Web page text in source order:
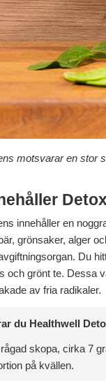
motsvarar en stor
innehåller en
grönsaker, alger
Du
och grönt te. Dessa
av fria radikaler.
du Healthwell
skopa, cirka 7
på kvällen.